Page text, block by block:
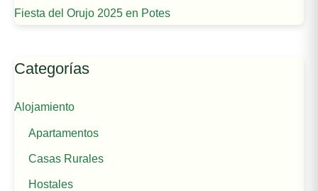
Fiesta del Orujo 2025 en Potes
Categorías
Alojamiento
Apartamentos
Casas Rurales
Hostales